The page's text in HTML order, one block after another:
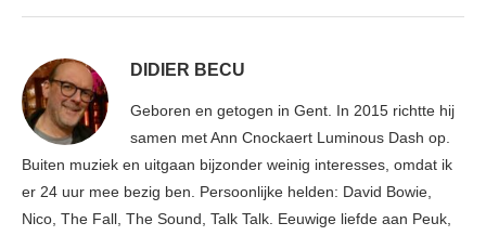
DIDIER BECU
Geboren en getogen in Gent. In 2015 richtte hij
samen met Ann Cnockaert Luminous Dash op.
Buiten muziek en uitgaan bijzonder weinig interesses, omdat ik
er 24 uur mee bezig ben. Persoonlijke helden: David Bowie,
Nico, The Fall, The Sound, Talk Talk. Eeuwige liefde aan Peuk,